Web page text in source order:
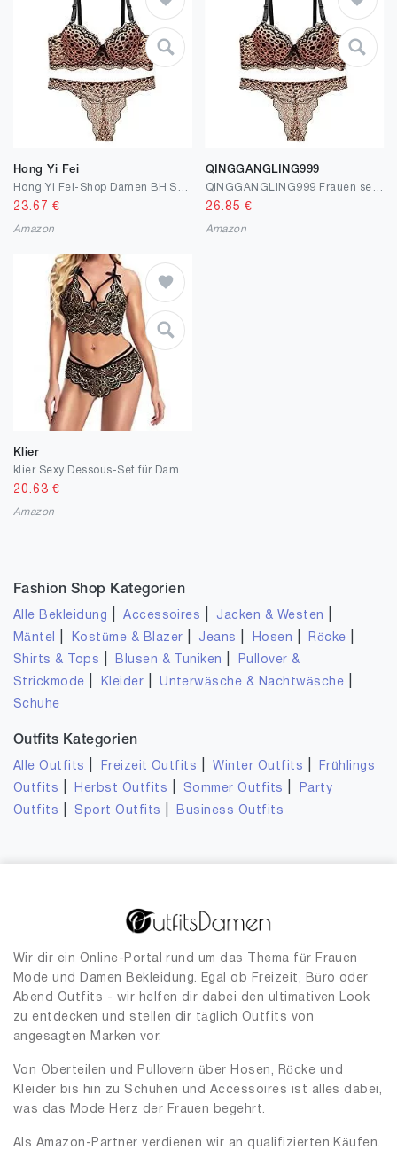
Hong Yi Fei
23.67 €
Amazon
QINGGANGLING999
26.85 €
Amazon
Klier
20.63 €
Amazon
Fashion Shop Kategorien
Alle Bekleidung |Accessoires Jacken & Westen
Mäntel Kostüme & Blazer Jeans Hosen Röcke
Shirts & Tops Blusen & Tuniken
Pullover &
Strickmode
Kleider |Unterwäsche & Nachtwäsche
Schuhe
Outfits Kategorien
Alle Outfits Freizeit Outfits |Winter Outfits
Frühlings
Outfits
Herbst Outfits Sommer Outfits
Party
Outfits
Sport Outfits Business Outfits
Wir dir ein Online-Portal rund um das Thema für Frauen
Mode und Damen Bekleidung. Egal ob Freizeit, Büro oder
Abend Outfits - wir helfen dir dabei den ultimativen Look
zu entdecken und stellen dir täglich Outfits von
angesagten Marken vor.
Von Oberteilen und Pullovern über Hosen, Röcke und
Kleider bis hin zu Schuhen und Accessoires ist alles dabei,
was das Mode Herz der Frauen begehrt.
Als Amazon-Partner verdienen wir an qualifizierten Käufen.